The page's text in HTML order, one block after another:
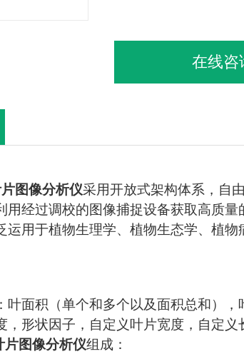
在线咨
片图像分析仪采用开放式架构体系，自
用经过调校的图像捕捉设备获取高质
运用于植物生理学、植物生态学、植
叶面积（单个和多个以及面积总和）
，形状因子，自定义叶片宽度，自定
片图像分析仪组成：